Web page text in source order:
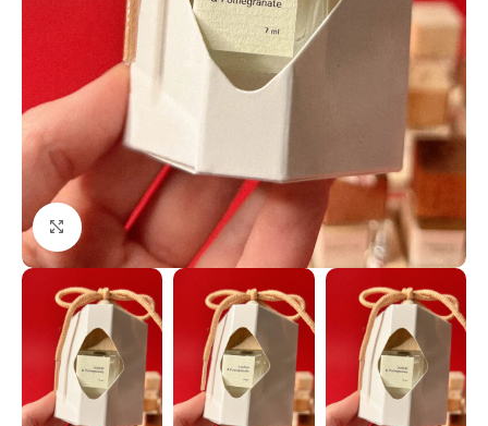
Нажмите, чтобы увеличить изображение